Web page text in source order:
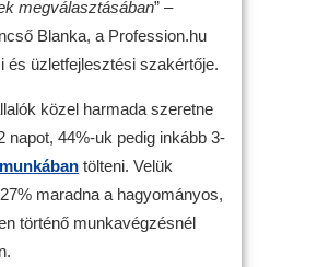
megválasztásában” –
Blanka, a Profession.hu
és üzletfejlesztési szakértője.
közel harmada szeretne
napot, 44%-uk pedig inkább 3-
tölteni. Velük
maradna a hagyományos,
történő munkavégzésnél